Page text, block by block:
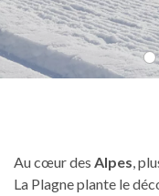
Au cœur des Alpes,
La Plagne plante le